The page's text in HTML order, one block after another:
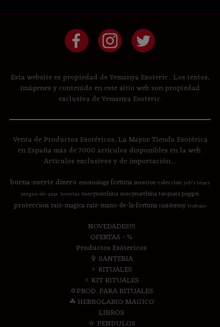
Esta website es propiedad de Yemanya Esoteric . Los textos,
imágenes y contenido en este sitio web son propiedad
exclusiva de Yemanya Esoteric.
Venta de Productos Esotéricos, La Mayor Tienda Esotérica
en España más de 7000 artículos disponibles en la web.
Artículos exclusivos y de importación....
buena-suertedinero entomologyfortunainsectos-coleccion job's tears
juegos-de-azar loterias mecynorrhinamecynorrhina torquata poggei
proteccion raiz-magica raiz-mano-de-la-fortunataxidermy trabajo
NOVEDADES!!!
OFERTAS - %
Productos Esótericos
✞ SANTERIA
♆ RITUALES
♆ KIT RITUALES
✡PROD. PARA RITUALES
☘ HERBOLARIO MAGICO
LIBROS
⛤ PENDULOS